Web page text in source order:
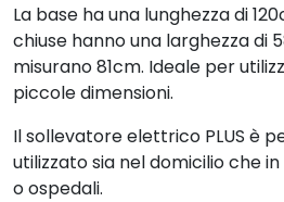
La base ha una lunghezza di
chiuse hanno una larghezza di
misurano 81cm. Ideale per
piccole dimensioni.
Il sollevatore elettrico PLUS è
utilizzato sia nel domicilio che
o ospedali.